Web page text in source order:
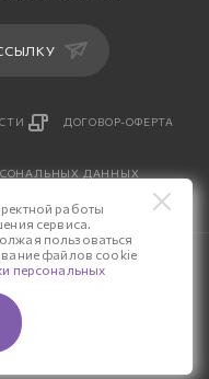
ДОГОВОР-ОФЕРТА
ДАННЫХ
«М-Постель».
Рим»
работы
сервиса.
пользоваться
файлов cookie
персональных